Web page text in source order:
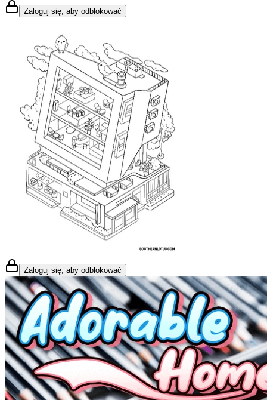
Zaloguj się, aby odblokować
Zaloguj się, aby odblokować